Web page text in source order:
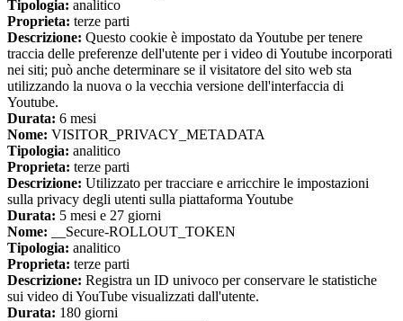
Tipologia: analitico
Proprieta: terze parti
Descrizione: Questo cookie è impostato da Youtube per tenere
traccia delle preferenze dell'utente per i video di Youtube incorporati
nei siti; può anche determinare se il visitatore del sito web sta
utilizzando la nuova o la vecchia versione dell'interfaccia di
Youtube.
Durata: 6 mesi
Nome: VISITOR_PRIVACY_METADATA
Tipologia: analitico
Proprieta: terze parti
Descrizione: Utilizzato per tracciare e arricchire le impostazioni
sulla privacy degli utenti sulla piattaforma Youtube
Durata: 5 mesi e 27 giorni
Nome: __Secure-ROLLOUT_TOKEN
Tipologia: analitico
Proprieta: terze parti
Descrizione: Registra un ID univoco per conservare le statistiche
sui video di YouTube visualizzati dall'utente.
Durata: 180 giorni